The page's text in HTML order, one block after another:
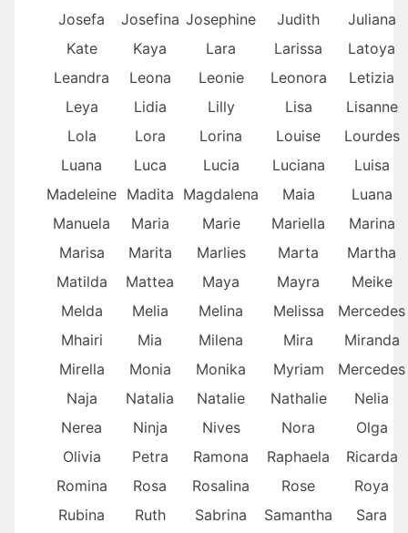
Josefa
Josefina Josephine Judith
Juliana
Kate
Kaya Lara Larissa
Latoya
Leandra
Leona Leonie Leonora
Letizia
Leya
Lidia Lilly Lisa
Lisanne
Lola
Lora Lorina Louise
Lourdes
Luana
Luca Lucia Luciana
Luisa
Madeleine Madita Magdalena Maia
Luana
Manuela
Maria Marie Mariella
Marina
Marisa
Marita Marlies Marta
Martha
Matilda
Mattea Maya Mayra
Meike
Melda
Melia Melina Melissa
Mercedes
Mhairi
Mia Milena Mira
Miranda
Mirella
Monia Monika Myriam
Mercedes
Naja
Natalia Natalie Nathalie
Nelia
Nerea
Ninja Nives Nora
Olga
Olivia
Petra Ramona Raphaela
Ricarda
Romina
Rosa Rosalina Rose
Roya
Rubina
Ruth Sabrina Samantha
Sara